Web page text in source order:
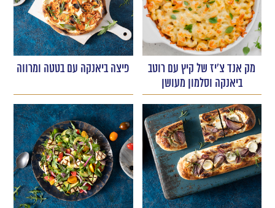
מק אנד צ'יז של קיץ עם רוטב
ביאנקה וסלמון מעושן
פיצה ביאנקה עם בטטה ומרווה